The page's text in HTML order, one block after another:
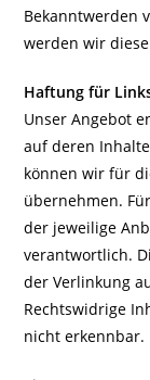
Bekanntwerden
werden wir
Haftung für
Unser Angebot
auf deren
können wir für
übernehmen.
der jeweilige
verantwortlich.
der Verlinkung
Rechtswidrige
nicht erkennbar.